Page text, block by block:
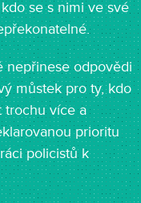
se s nimi ve své
nepřinese odpovědi
můstek pro ty, kdo
trochu více a
prioritu
policistů k